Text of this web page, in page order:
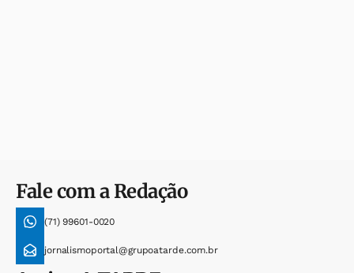
Fale com a Redação
(71) 99601-0020
jornalismoportal@grupoatarde.com.br